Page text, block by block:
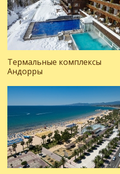
Термальные комплексы
Андорры